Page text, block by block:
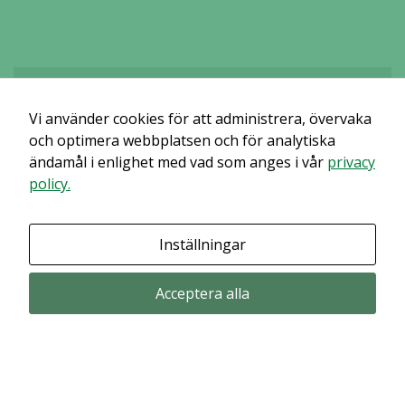
Det verkar som om dina inställningar hindrar dig från att se detta
avstängt.
Vi använder cookies för att administrera, övervaka
och optimera webbplatsen och för analytiska
ändamål i enlighet med vad som anges i vår privacy
policy.
Inställningar
Acceptera alla